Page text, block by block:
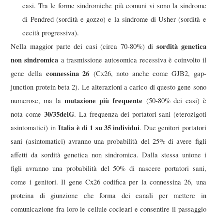
casi. Tra le forme sindromiche più comuni vi sono la sindrome
di Pendred (sordità e gozzo) e la sindrome di Usher (sordità e
cecità progressiva).
Nella maggior parte dei casi (circa 70-80%) disordità genetica
non sindromica a trasmissione autosomica recessiva è coinvolto il
gene dellaconnessina 26 (Cx26, noto anche come GJB2, gap-
junction protein beta 2). Le alterazioni a carico di questo gene sono
numerose, ma lamutazione più frequente (50-80% dei casi) è
nota come30/35delG. La frequenza dei portatori sani (eterozigoti
asintomatici) inItalia è di 1 su 35 individui. Due genitori portatori
sani (asintomatici) avranno una probabilità del 25% di avere figli
affetti da sordità genetica non sindromica. Dalla stessa unione i
figli avranno una probabilità del 50% di nascere portatori sani,
come i genitori. Il gene Cx26 codifica per la connessina 26, una
proteina di giunzione che forma dei canali per mettere in
comunicazione fra loro le cellule cocleari e consentire il passaggio